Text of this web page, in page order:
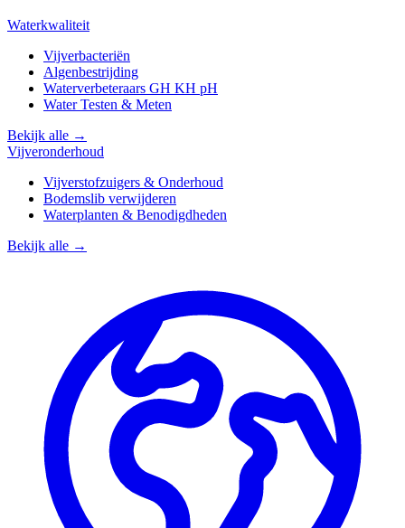
Waterkwaliteit
Vijverbacteriën
Algenbestrijding
Waterverbeteraars GH KH pH
Water Testen & Meten
Bekijk alle →
Vijveronderhoud
Vijverstofzuigers & Onderhoud
Bodemslib verwijderen
Waterplanten & Benodigdheden
Bekijk alle →